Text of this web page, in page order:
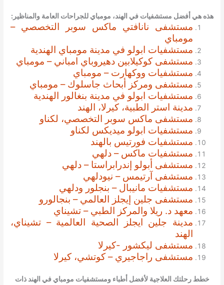
هذه هي أفضل مستشفيات في الهند، مومباي للجراحات العامة والمناظير :
مستشفى نانافتي ماكس سوبر التخصصي –
مومباي
مستشفيات ابولو في مدينة مومباي الهندية
مستشفى كوكيلابين دهيروباي امباني – مومباي
مستشفيات ووكهارت – مومباي
مستشفى ومركز أبحاث جاسلوك – مومباي
مستشفيات ابولو في مدينة بنغالور الهندية
مدينة استر الطبية، كيرلا، الهند
مستشفى ماكس سوبر التخصصي، لكناو
مستشفيات ابولو ميديكس لكناو
مستشفيات فورتيس بالهند
مستشفيات ماكس – دلهي
مستشفى أبولو إندرابراستا – دلهي
مستشفى آرتيمس – نيودلهي
مستشفيات مانيبال – بنجلور ودلهي
مستشفى جلين إيجلز العالمي – بنجالورو
معهد د. ريلا والمركز الطبي – تشيناي
مدينة جلين ايجلز الصحية العالمية – تشيناي،
الهند
مستشفى ليكشور -كيرلا
مستشفى راجاجيري – كوتشي، كيرلا
خطط رحلتك العلاجية لأفضل أطباء ومستشفيات مومباي في الهند ذات